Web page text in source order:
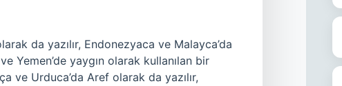
Yemen’de yaygın olarak kullanılan bir